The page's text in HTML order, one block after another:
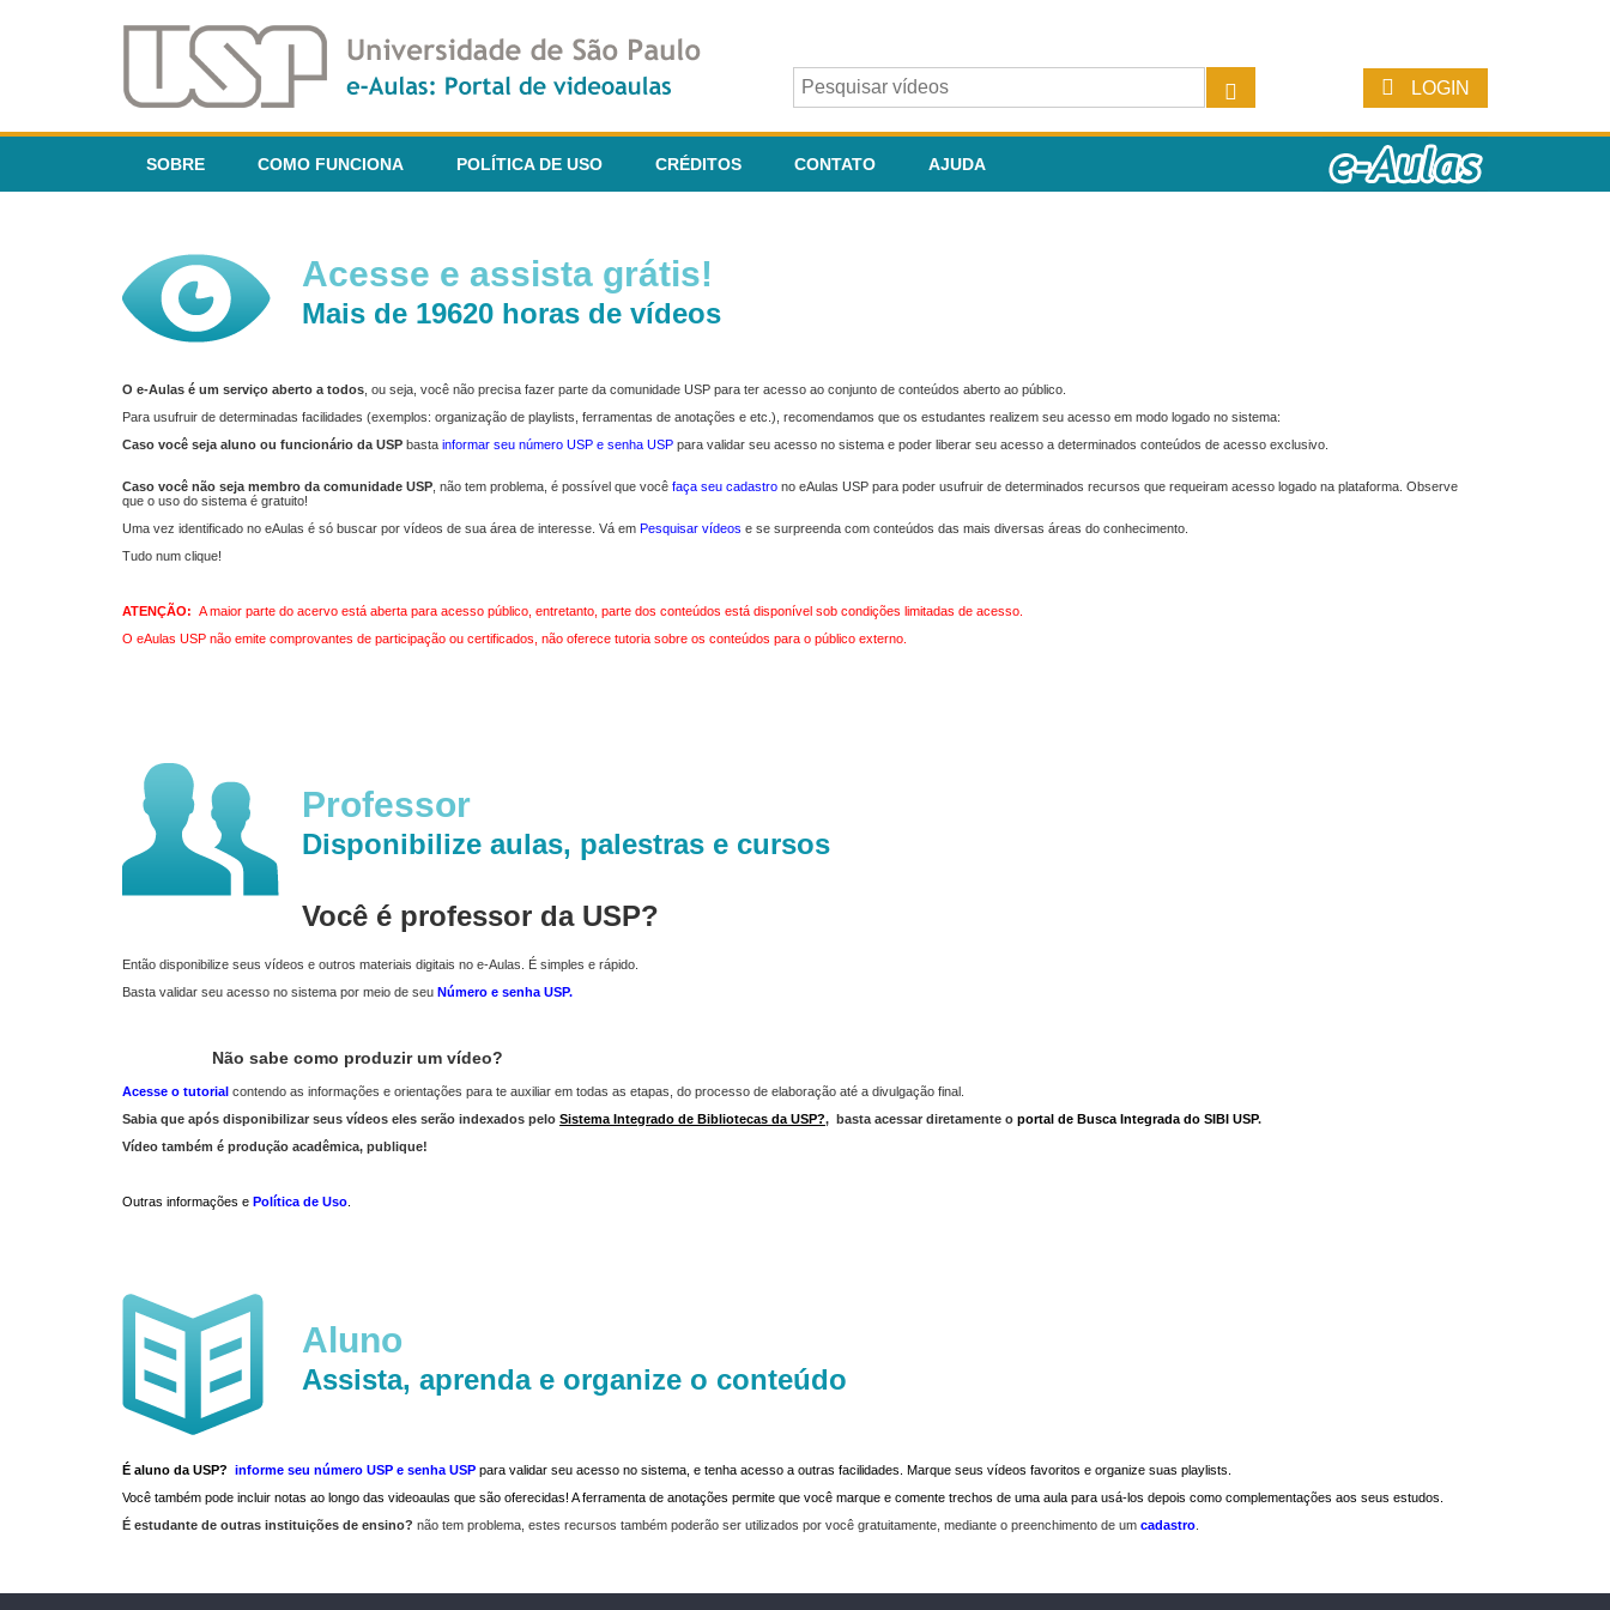
LOGIN
SOBRE COMO FUNCIONA POLÍTICA DE USO CRÉDITOS CONTATO AJUDA
Acesse e assista grátis!
Mais de 19620 horas de vídeos
O e-Aulas é um serviço aberto a todos , ou seja, você não precisa fazer parte da comunidade USP para ter acesso ao conjunto de conteúdos aberto ao público.
Para usufruir de determinadas facilidades (exemplos: organização de playlists, ferramentas de anotações e etc.), recomendamos que os estudantes realizem seu acesso em modo logado no sistema:
Caso você seja aluno ou funcionário da USP basta informar seu número USP e senha USP para validar seu acesso no sistema e poder liberar seu acesso a determinados conteúdos de acesso exclusivo.
Caso você não seja membro da comunidade USP , não tem problema, é possível que você faça seu cadastro no eAulas USP para poder usufruir de determinados recursos que requeiram acesso logado na plataforma. Observe
que o uso do sistema é gratuito!
Uma vez identificado no eAulas é só buscar por vídeos de sua área de interesse. Vá em Pesquisar vídeos e se surpreenda com conteúdos das mais diversas áreas do conhecimento.
Tudo num clique!
ATENÇÃO: A maior parte do acervo está aberta para acesso público, entretanto, parte dos conteúdos está disponível sob condições limitadas de acesso.
O eAulas USP não emite comprovantes de participação ou certificados, não oferece tutoria sobre os conteúdos para o público externo.
Professor
Disponibilize aulas, palestras e cursos
Você é professor da USP?
Então disponibilize seus vídeos e outros materiais digitais no e-Aulas. É simples e rápido.
Basta validar seu acesso no sistema por meio de seu Número e senha USP.
Não sabe como produzir um vídeo?
Acesse o tutorial contendo as informações e orientações para te auxiliar em todas as etapas, do processo de elaboração até a divulgação final.
Sabia que após disponibilizar seus vídeos eles serão indexados pelo Sistema Integrado de Bibliotecas da USP?, basta acessar diretamente o portal de Busca Integrada do SIBI USP.
Vídeo também é produção acadêmica, publique!
Outras informações e Política de Uso
Aluno
Assista, aprenda e organize o conteúdo
É aluno da USP? informe seu número USP e senha USP para validar seu acesso no sistema, e tenha acesso a outras facilidades. Marque seus vídeos favoritos e organize suas playlists.
Você também pode incluir notas ao longo das videoaulas que são oferecidas! A ferramenta de anotações permite que você marque e comente trechos de uma aula para usá-los depois como complementações aos seus estudos.
É estudante de outras instituições de ensino? não tem problema, estes recursos também poderão ser utilizados por você gratuitamente, mediante o preenchimento de um cadastro